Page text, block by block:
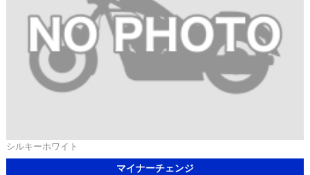
シルキーホワイト
マイナーチェンジ